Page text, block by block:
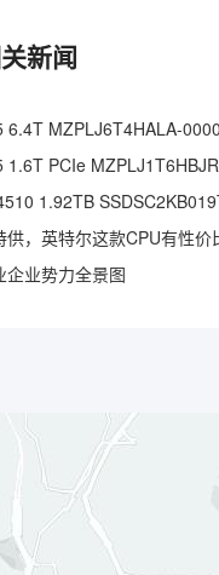
新闻
6.4T MZPLJ6T4HALA-
1.6T PCIe
1.92TB
企业势力全景图